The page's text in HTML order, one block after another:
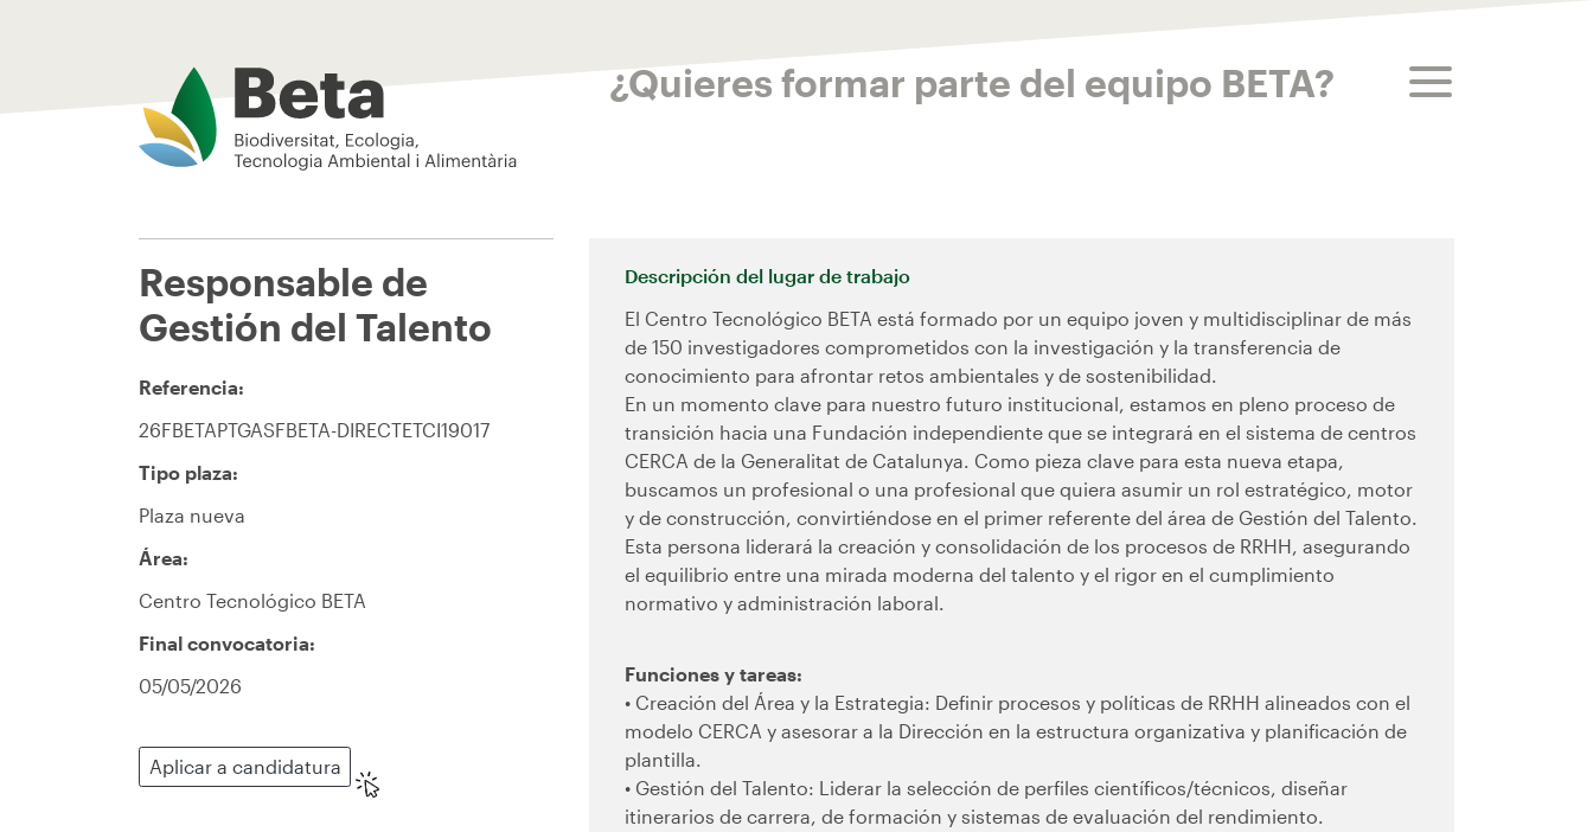
Beta Tech Center toggle menu
¿Quieres formar parte del equipo BETA?
Responsable de
Gestión del Talento
Referencia:
26FBETAPTGASFBETA-DIRECTETCI19017
Tipo plaza:
Plaza nueva
Área:
Centro Tecnológico BETA
Final convocatoria:
05/05/2026
Aplicar a candidatura
Descripción del lugar de trabajo
El Centro Tecnológico BETA está formado por un equipo joven y multidisciplinar de más
de 150 investigadores comprometidos con la investigación y la transferencia de
conocimiento para afrontar retos ambientales y de sostenibilidad.
En un momento clave para nuestro futuro institucional, estamos en pleno proceso de
transición hacia una Fundación independiente que se integrará en el sistema de centros
CERCA de la Generalitat de Catalunya. Como pieza clave para esta nueva etapa,
buscamos un profesional o una profesional que quiera asumir un rol estratégico, motor
y de construcción, convirtiéndose en el primer referente del área de Gestión del Talento.
Esta persona liderará la creación y consolidación de los procesos de RRHH, asegurando
el equilibrio entre una mirada moderna del talento y el rigor en el cumplimiento
normativo y administración laboral.
Funciones y tareas:
• Creación del Área y la Estrategia: Definir procesos y políticas de RRHH alineados con el
modelo CERCA y asesorar a la Dirección en la estructura organizativa y planificación de
plantilla.
• Gestión del Talento: Liderar la selección de perfiles científicos/técnicos, diseñar
itinerarios de carrera, de formación y sistemas de evaluación del rendimiento.